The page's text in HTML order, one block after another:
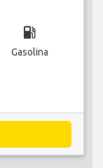
local_gas_station
Gasolina